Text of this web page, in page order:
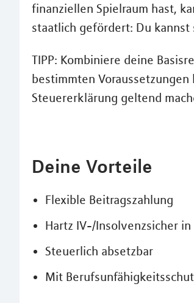
finanziellen Spielraum hast,
staatlich gefördert: Du kannst
TIPP: Kombiniere deine
bestimmten
Steuererklärung geltend
Deine Vorteile
Flexible Beitragszahlung
Hartz IV-/Insolvenzsicher in
Steuerlich absetzbar
Mit